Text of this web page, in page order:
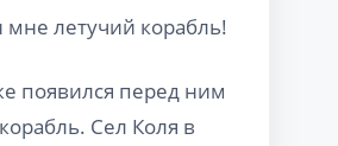
летучий корабль!
появился перед ним
Сел Коля в